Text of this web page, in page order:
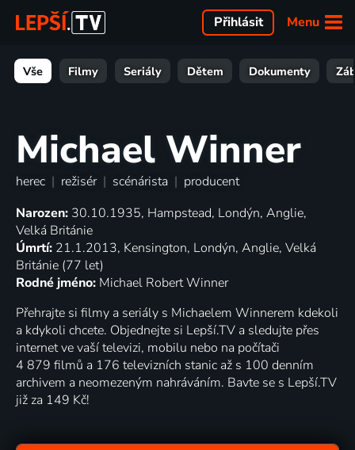
Menu
Přihlásit
Vše Filmy Seriály Dětem Dokumenty
Michael Winner
herec | režisér | scénárista | producent
Narozen: 30.10.1935, Hampstead, Londýn, Anglie,
Velká Británie
Úmrtí: 21.1.2013, Kensington, Londýn, Anglie, Velká
Británie (77 let)
Rodné jméno: Michael Robert Winner
Přehrajte si filmy a seriály s Michaelem Winnerem kdekoli
a kdykoli chcete. Objednejte si Lepší.TV a sledujte přes
internet ve vaší televizi, mobilu nebo na počítači
4 879 filmů a 176 televizních stanic až s 100 denním
archivem a neomezeným nahráváním. Bavte se s Lepší.TV
již za 149 Kč!